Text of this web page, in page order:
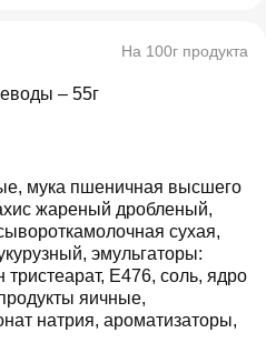
На 100г продукта
– 55г
мука пшеничная высшего
жареный дробленый,
сухая,
эмульгаторы:
Е476, соль, ядро
яичные,
натрия, ароматизаторы,